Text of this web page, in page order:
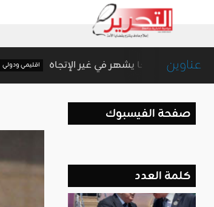
عناوين
الغضب بوصلة … لا سلاحا يشهر في غير الإتجاه
صفحة الفيسبوك
كلمة العدد